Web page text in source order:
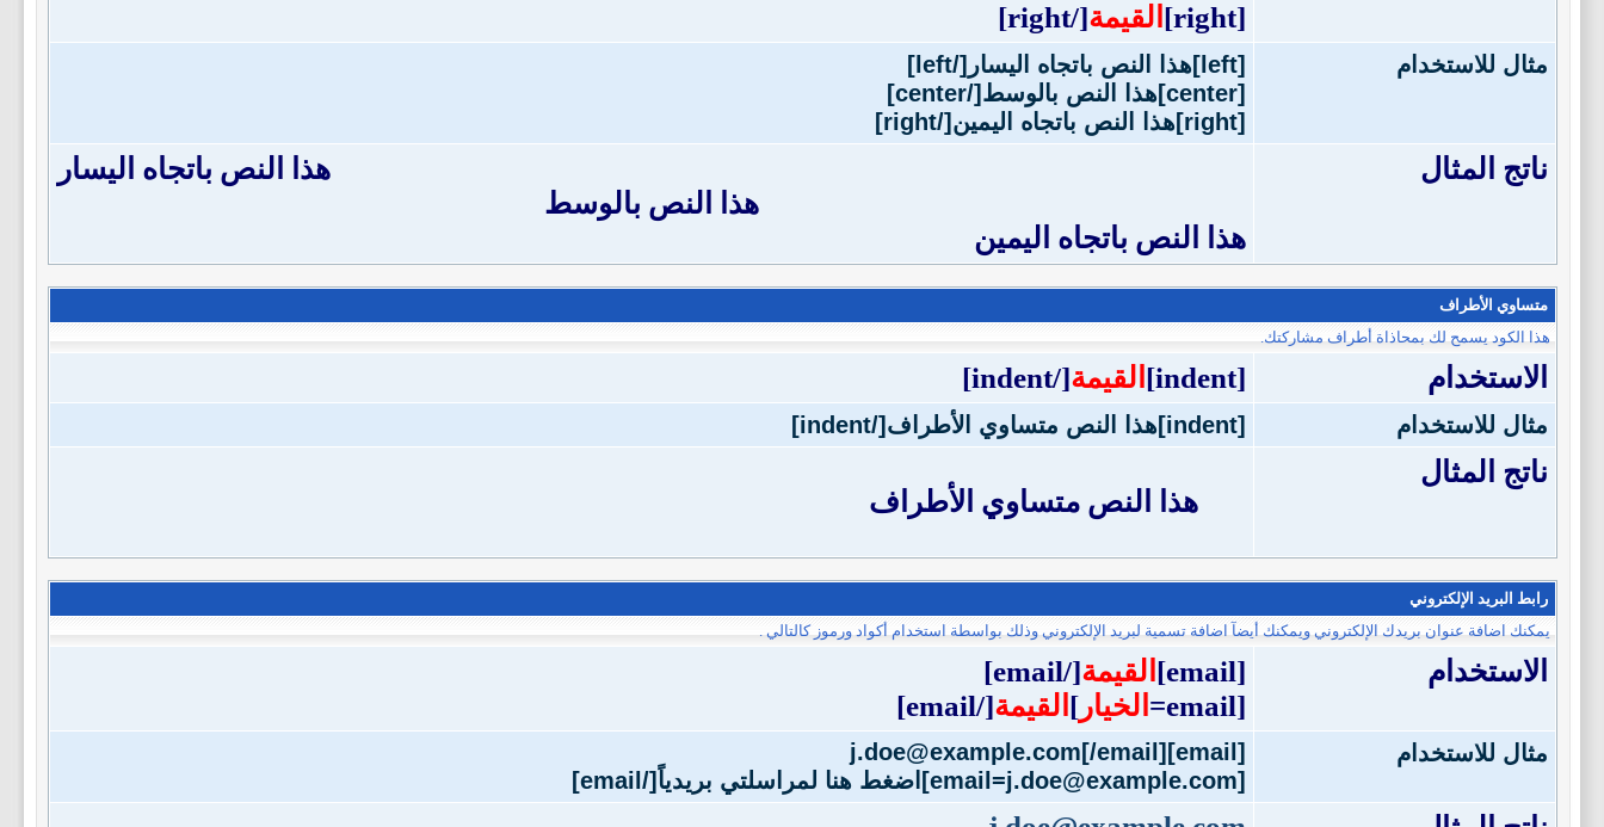
[right]
القيمة[/right]
مثال للاستخدام
[left]هذا النص باتجاه اليسار[/left]
[center]هذا النص بالوسط[/center]
[right]هذا النص باتجاه اليمين[/right]
ناتج المثال
هذا النص باتجاه اليسار
هذا النص بالوسط
هذا النص باتجاه اليمين
متساوي الأطراف
هذا الكود يسمح لك بمحاذاة أطراف مشاركتك.
الاستخدام [indent] القيمة[/indent]
مثال للاستخدام [indent]هذا النص متساوي الأطراف[/indent]
ناتج المثال
هذا النص متساوي الأطراف
رابط البريد الإلكتروني
يمكنك اضافة عنوان بريدك الإلكتروني ويمكنك أيضآ اضافة تسمية لبريد الإلكتروني وذلك بواسطة استخدام أكواد ورموز كالتالي .
الاستخدام [email] القيمة[/email]
[email=
الخيار ] القيمة[/email]
مثال للاستخدام
[email]j.doe@example.com[/email]
[email=j.doe@example.com]اضغط هنا لمراسلتي بريدياً[/email]